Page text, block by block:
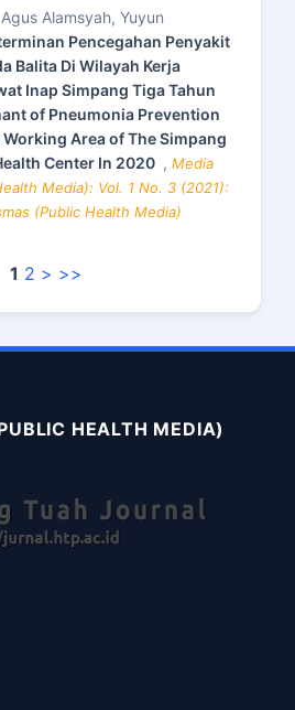
Alamsyah, Yuyun
Pencegahan Penyakit
Balita Di Wilayah Kerja
Inap Simpang Tiga Tahun
of Pneumonia Prevention
Area of The Simpang
Center In 2020 , Media
Media): Vol. 1 No. 3 (2021):
(Public Health Media)
1 2 > >>
HEALTH MEDIA)